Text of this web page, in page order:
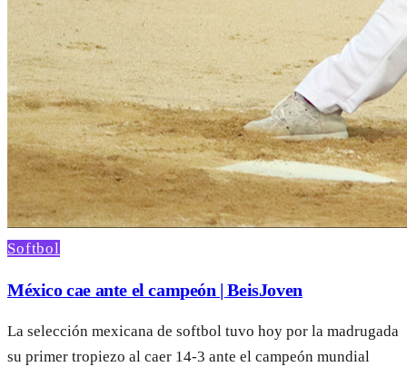
Softbol
México cae ante el campeón | BeisJoven
La selección mexicana de softbol tuvo hoy por la madrugada
su primer tropiezo al caer 14-3 ante el campeón mundial